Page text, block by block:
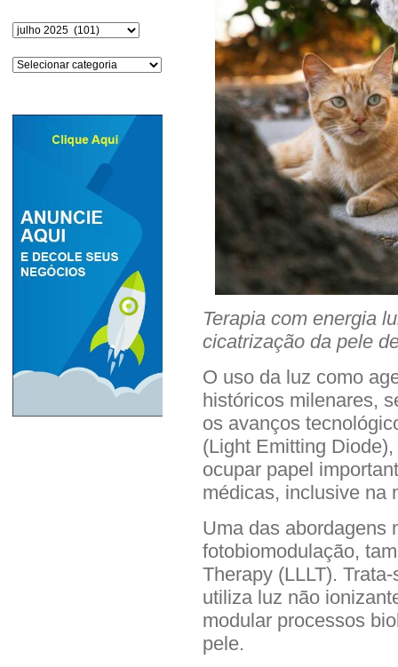
Arquivos
Categorias
Terapia com energia
cicatrização da pele
O uso da luz como
históricos milenares,
os avanços
(Light Emitting
ocupar papel
médicas, inclusive na
Uma das abordagens
fotobiomodulação,
Therapy (LLLT).
utiliza luz não
modular processos
pele.